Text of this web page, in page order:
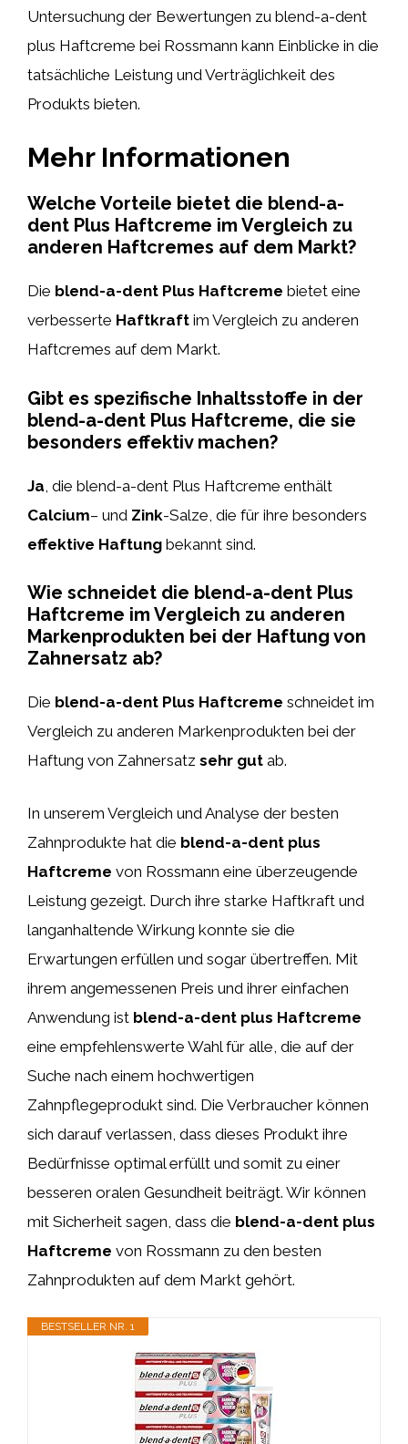
Untersuchung der Bewertungen zu blend-a-dent
plus Haftcreme bei Rossmann kann Einblicke in die
tatsächliche Leistung und Verträglichkeit des
Produkts bieten.
Mehr Informationen
Welche Vorteile bietet die blend-a-
dent Plus Haftcreme im Vergleich zu
anderen Haftcremes auf dem Markt?
Die blend-a-dent Plus Haftcreme bietet eine
verbesserte Haftkraft im Vergleich zu anderen
Haftcremes auf dem Markt.
Gibt es spezifische Inhaltsstoffe in der
blend-a-dent Plus Haftcreme, die sie
besonders effektiv machen?
Ja , die blend-a-dent Plus Haftcreme enthält
Calcium– und Zink-Salze, die für ihre besonders
effektive Haftung bekannt sind.
Wie schneidet die blend-a-dent Plus
Haftcreme im Vergleich zu anderen
Markenprodukten bei der Haftung von
Zahnersatz ab?
Die blend-a-dent Plus Haftcreme schneidet im
Vergleich zu anderen Markenprodukten bei der
Haftung von Zahnersatz sehr gut ab.
In unserem Vergleich und Analyse der besten
Zahnprodukte hat die blend-a-dent plus
Haftcreme von Rossmann eine überzeugende
Leistung gezeigt. Durch ihre starke Haftkraft und
langanhaltende Wirkung konnte sie die
Erwartungen erfüllen und sogar übertreffen. Mit
ihrem angemessenen Preis und ihrer einfachen
Anwendung ist blend-a-dent plus Haftcreme
eine empfehlenswerte Wahl für alle, die auf der
Suche nach einem hochwertigen
Zahnpflegeprodukt sind. Die Verbraucher können
sich darauf verlassen, dass dieses Produkt ihre
Bedürfnisse optimal erfüllt und somit zu einer
besseren oralen Gesundheit beiträgt. Wir können
mit Sicherheit sagen, dass die blend-a-dent plus
Haftcreme von Rossmann zu den besten
Zahnprodukten auf dem Markt gehört.
BESTSELLER NR. 1